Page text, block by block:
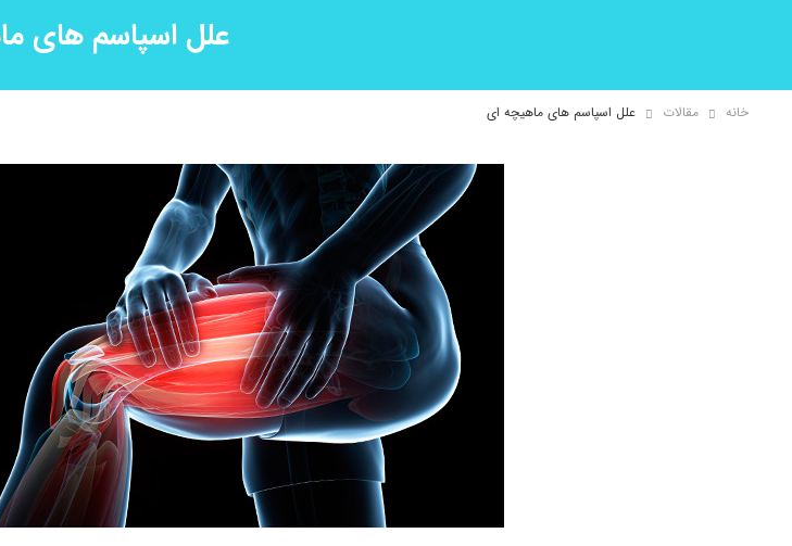
علل اسپاسم های
خانه مقالات علل اسپاسم های ماهیچه ای